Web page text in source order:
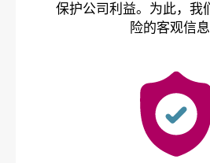
保护公司利益。为此，我
险的客观信息